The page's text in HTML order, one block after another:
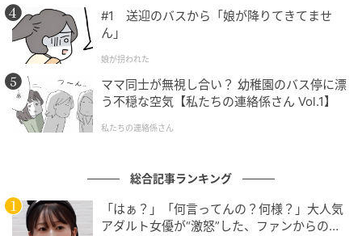
#1 送迎のバスから「娘が降りてきてませ
ん」
娘が拐われた
ママ同士が無視し合い？ 幼稚園のバス停に漂
う不穏な空気【私たちの連絡係さん Vol.1】
私たちの連絡係さん
総合記事ランキング
「はぁ？」「何言ってんの？何様？」大人気
アダルト女優が“激怒”した、ファンからの